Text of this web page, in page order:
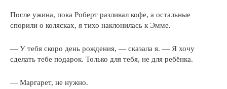
После ужина, пока Роберт разливал кофе, а остальные
спорили о колясках, я тихо наклонилась к Эмме.
— У тебя скоро день рождения, — сказала я. — Я хочу
сделать тебе подарок. Только для тебя, не для ребёнка.
— Маргарет, не нужно.